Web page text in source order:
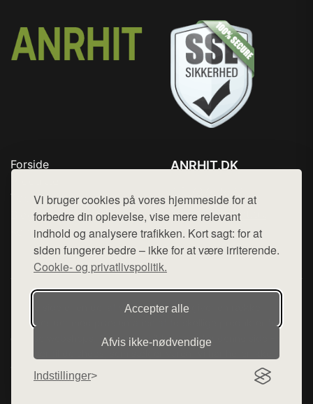
Vi bruger cookies på vores hjemmeside for at
forbedre din oplevelse, vise mere relevant
indhold og analysere trafikken. Kort sagt: for at
siden fungerer bedre – ikke for at være irriterende.
Cookie- og privatlivspolitik.
Accepter alle
Afvis ikke‑nødvendige
Indstillinger
Forside
Top Rabatter
Blog
Kontakt
ANRHIT.DK
Mail: hej@want.dk
Cookie- og privatlivspolitik
Denne side er en del af want.dk, der udgiver en række
hjemmesider med præsentation af forskellige produkter fra
diverse webshops. Der sælges ikke varer fra denne side - vi
varerne på lager.